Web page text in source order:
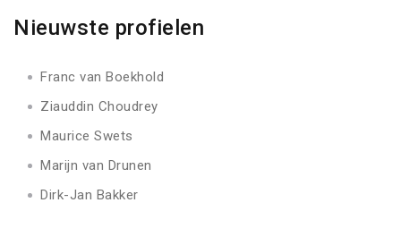
Nieuwste profielen
Franc van Boekhold
Ziauddin Choudrey
Maurice Swets
Marijn van Drunen
Dirk-Jan Bakker